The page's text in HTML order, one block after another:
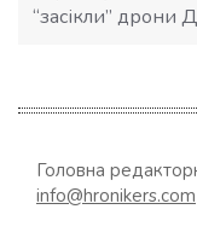
“засікли” дрони
Головна
info@hronikers.com